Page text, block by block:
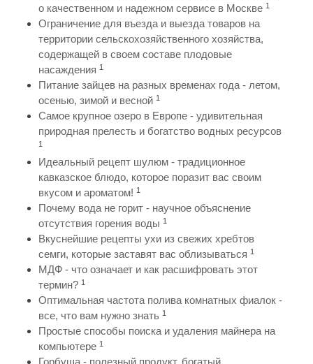
о качественном и надежном сервисе в Москве 1
Ограничение для въезда и выезда товаров на
территории сельскохозяйственного хозяйства,
содержащей в своем составе плодовые
насаждения 1
Питание зайцев на разных временах года - летом,
осенью, зимой и весной 1
Самое крупное озеро в Европе - удивительная
природная прелесть и богатство водных ресурсов
1
Идеальный рецепт шулюм - традиционное
кавказское блюдо, которое поразит вас своим
вкусом и ароматом! 1
Почему вода не горит - научное объяснение
отсутствия горения воды 1
Вкуснейшие рецепты ухи из свежих хребтов
семги, которые заставят вас облизываться 1
МДФ - что означает и как расшифровать этот
термин? 1
Оптимальная частота полива комнатных фиалок -
все, что вам нужно знать 1
Простые способы поиска и удаления майнера на
компьютере 1